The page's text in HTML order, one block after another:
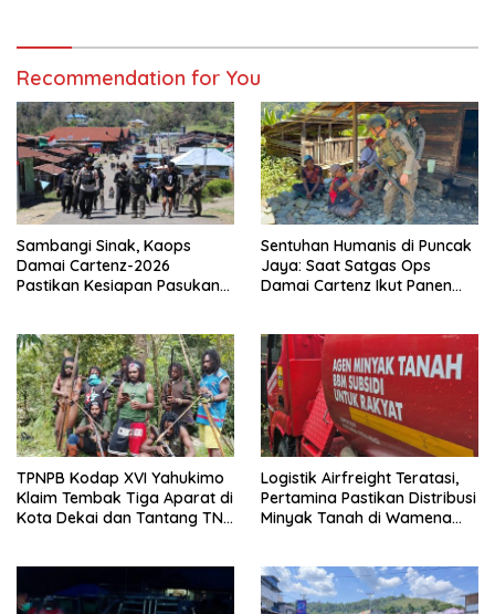
Recommendation for You
Sambangi Sinak, Kaops
Damai Cartenz-2026
Pastikan Kesiapan Pasukan
Sentuhan Humanis di Puncak
Jaya: Saat Satgas Ops
Damai Cartenz Ikut Panen
TPNPB Kodap XVI Yahukimo
Klaim Tembak Tiga Aparat di
Kota Dekai dan Tantang TNI-
Logistik Airfreight Teratasi,
Pertamina Pastikan Distribusi
Minyak Tanah di Wamena